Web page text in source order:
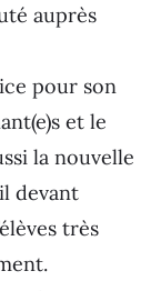
auprès
pour son
et le
la nouvelle
devant
très